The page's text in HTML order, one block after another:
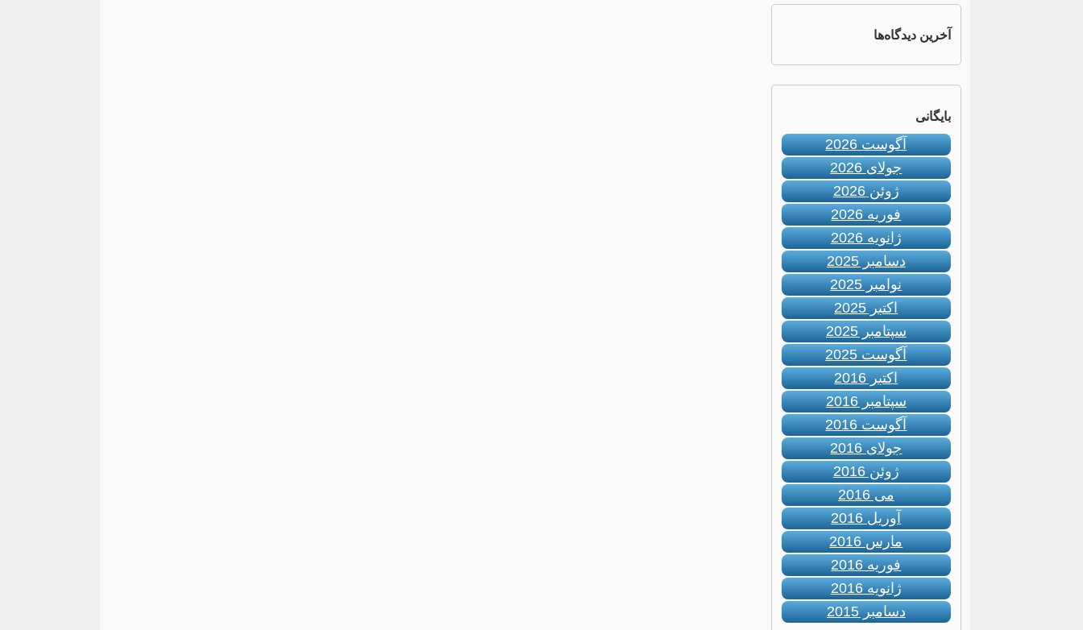
آخرین دیدگاه‌ها
بایگانی
آگوست 2026
جولای 2026
ژوئن 2026
فوریه 2026
ژانویه 2026
دسامبر 2025
نوامبر 2025
اکتبر 2025
سپتامبر 2025
آگوست 2025
اکتبر 2016
سپتامبر 2016
آگوست 2016
جولای 2016
ژوئن 2016
می 2016
آوریل 2016
مارس 2016
فوریه 2016
ژانویه 2016
دسامبر 2015